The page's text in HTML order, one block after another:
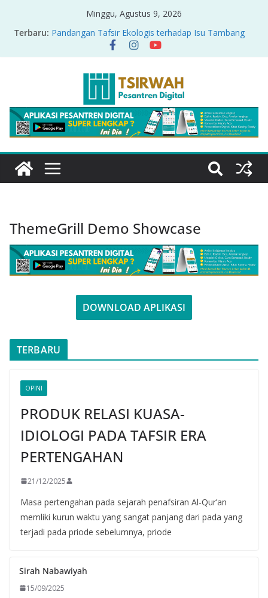
Minggu, Agustus 9, 2026
Terbaru: Pandangan Tafsir Ekologis terhadap Isu Tambang
Nikel di Raja Ampat
PRODUK RELASI KUASA-IDIOLOGI PADA TAFSIR
Sirah Nabawiyah
Oversharing dan Privasi dalam Al-Qur’an: “Ketika
Ayat Bicara Soal Curhat di Sosmed”
Menyikapi Fatherless, Kisah Lukman Menjadi
Cerminan
ThemeGrill Demo Showcase
DOWNLOAD APLIKASI
TERBARU
OPINI
PRODUK RELASI KUASA-
IDIOLOGI PADA TAFSIR ERA
PERTENGAHAN
21/12/2025
Masa pertengahan pada sejarah penafsiran Al-Qur’an
memliki kurun waktu yang sangat panjang dari pada yang
terjadi pada priode sebelumnya, priode
Sirah Nabawiyah
15/09/2025